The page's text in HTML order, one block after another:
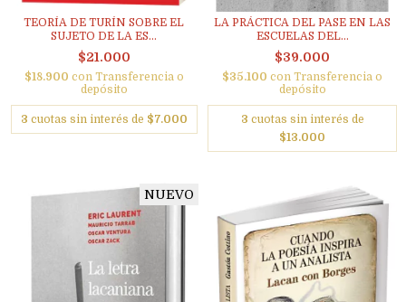
TEORÍA DE TURÍN SOBRE EL
SUJETO DE LA ES...
$21.000
$18.900 con Transferencia o
depósito
3 cuotas sin interés de $7.000
LA PRÁCTICA DEL PASE EN LAS
ESCUELAS DEL...
$39.000
$35.100 con Transferencia o
depósito
3 cuotas sin interés de
$13.000
NUEVO